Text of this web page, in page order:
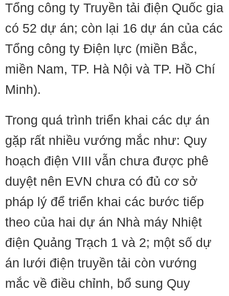
Tổng công ty Truyền tải điện Quốc gia
có 52 dự án; còn lại 16 dự án của các
Tổng công ty Điện lực (miền Bắc,
miền Nam, TP. Hà Nội và TP. Hồ Chí
Minh).
Trong quá trình triển khai các dự án
gặp rất nhiều vướng mắc như: Quy
hoạch điện VIII vẫn chưa được phê
duyệt nên EVN chưa có đủ cơ sở
pháp lý để triển khai các bước tiếp
theo của hai dự án Nhà máy Nhiệt
điện Quảng Trạch 1 và 2; một số dự
án lưới điện truyền tải còn vướng
mắc về điều chỉnh, bổ sung Quy